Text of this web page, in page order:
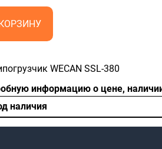
WECAN SSL-380
информацию о цене,
наличия